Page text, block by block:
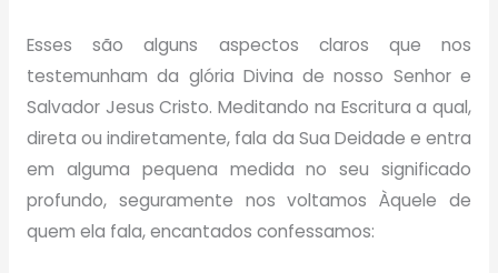
Esses são alguns aspectos claros que nos
testemunham da glória Divina de nosso Senhor e
Salvador Jesus Cristo. Meditando na Escritura a qual,
direta ou indiretamente, fala da Sua Deidade e entra
em alguma pequena medida no seu significado
profundo, seguramente nos voltamos Àquele de
quem ela fala, encantados confessamos: